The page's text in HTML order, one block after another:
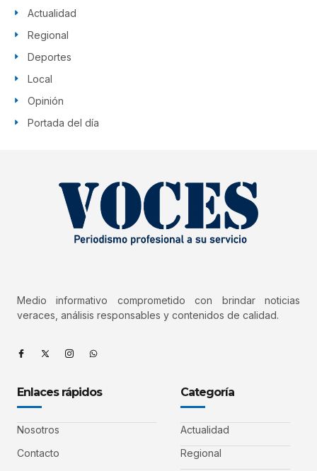
Actualidad
Regional
Deportes
Local
Opinión
Portada del día
Medio informativo comprometido con brindar noticias
veraces, análisis responsables y contenidos de calidad.
Enlaces rápidos
Nosotros
Contacto
Categoría
Actualidad
Regional